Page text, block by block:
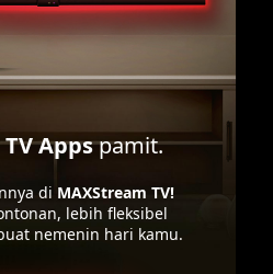
Appspamit.
di MAXStream TV!
lebih fleksibel
nemenin hari kamu.